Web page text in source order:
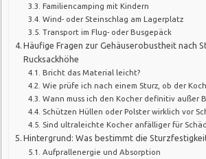
Familiencamping mit Kindern
Wind- oder Steinschlag am Lagerplatz
Transport im Flug- oder Busgepäck
Häufige Fragen zur Gehäuserobustheit nach
Rucksackhöhe
Bricht das Material leicht?
Wie prüfe ich nach einem Sturz, ob der
Wann muss ich den Kocher definitiv außer
Schützen Hüllen oder Polster wirklich vor
Sind ultraleichte Kocher anfälliger für
Hintergrund: Was bestimmt die
Aufprallenergie und Absorption